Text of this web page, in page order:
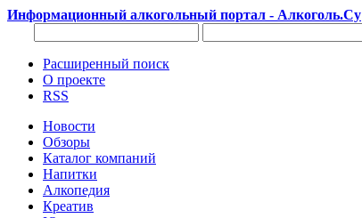
Информационный алкогольный портал - Алкоголь.Су
Расширенный поиск
О проекте
RSS
Новости
Обзоры
Каталог компаний
Напитки
Алкопедия
Креатив